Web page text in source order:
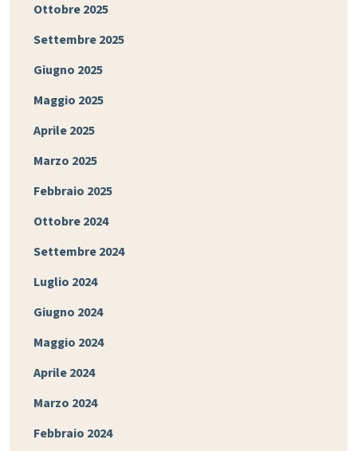
Ottobre 2025
Settembre 2025
Giugno 2025
Maggio 2025
Aprile 2025
Marzo 2025
Febbraio 2025
Ottobre 2024
Settembre 2024
Luglio 2024
Giugno 2024
Maggio 2024
Aprile 2024
Marzo 2024
Febbraio 2024